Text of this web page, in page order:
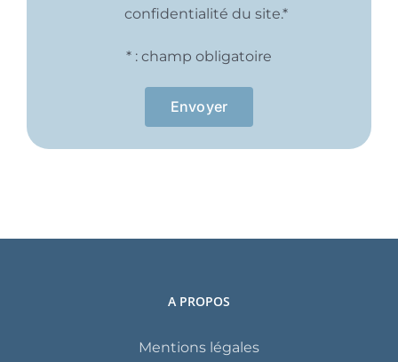
confidentialité du site.*
* : champ obligatoire
A PROPOS
Mentions légales